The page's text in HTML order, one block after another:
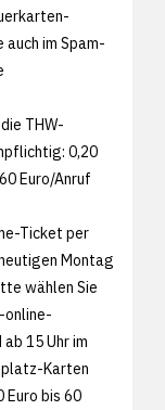
im Spam-
THW-
0,20
Euro/Anruf
Ticket per
Montag
wählen Sie
online-
15 Uhr im
Karten
Euro bis 60